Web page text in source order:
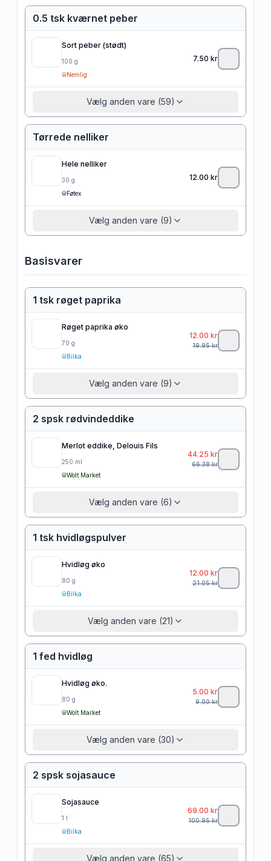
0.5 tsk kværnet peber
Sort peber (stødt)
100 g
Nemlig
7.50 kr
Vælg anden vare (59)
Tørrede nelliker
Hele nelliker
30 g
Føtex
12.00 kr
Vælg anden vare (9)
Basisvarer
1 tsk røget paprika
Røget paprika øko
70 g
Bilka
12.00 kr
19.95kr
Vælg anden vare (9)
2 spsk rødvindeddike
Merlot eddike, Delouis Fils
250 ml
Wolt Market
44.25 kr
66.38kr
Vælg anden vare (6)
1 tsk hvidløgspulver
Hvidløg øko
80 g
Bilka
12.00 kr
21.05kr
Vælg anden vare (21)
1 fed hvidløg
Hvidløg øko.
80 g
Wolt Market
5.00 kr
9.00kr
Vælg anden vare (30)
2 spsk sojasauce
Sojasauce
1 l
Bilka
69.00 kr
100.95kr
Vælg anden vare (65)